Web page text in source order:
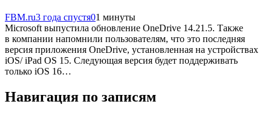
FBM.ru3 года спустя01 минуты
Microsoft выпустила обновление OneDrive 14.21.5. Также
в компании напомнили пользователям, что это последняя
версия приложения OneDrive, установленная на устройствах
iOS/ iPad OS 15. Следующая версия будет поддерживать
только iOS 16…
Навигация по записям